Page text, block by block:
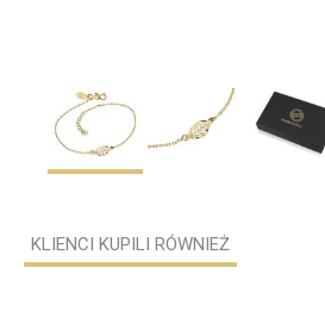
KLIENCI KUPILI RÓWNIEŻ